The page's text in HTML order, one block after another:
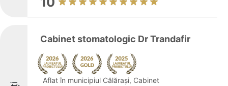
Cabinet stomatologic Dr Trandafir
Aflat în municipiul Călărași, Cabinet